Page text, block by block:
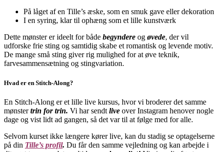
På låget af en Tille’s æske, som en smuk gave eller dekoration
I en syring, klar til ophæng som et lille kunstværk
Dette mønster er ideelt for både begyndere og øvede, der vil
udforske frie sting og samtidig skabe et romantisk og levende motiv.
De mange små sting giver rig mulighed for at øve teknik,
farvesammensætning og stingvariation.
Hvad er en Stitch-Along?
En Stitch-Along er et lille live kursus, hvor vi broderer det samme
mønstertrin for trin. Vi har sendt live over Instagram henover nogle
dage og vist lidt ad gangen, så det var til at følge med for alle.
Selvom kurset ikke længere kører live, kan du stadig se optagelserne
på din Tille’s profil. Du får den samme vejledning og kan arbejde i